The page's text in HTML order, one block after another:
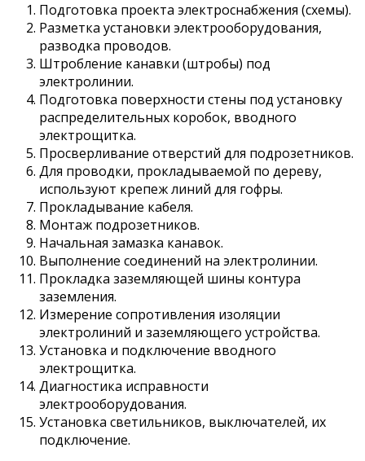
Подготовка проекта электроснабжения (схемы).
Разметка установки электрооборудования,
разводка проводов.
Штробление канавки (штробы) под
электролинии.
Подготовка поверхности стены под установку
распределительных коробок, вводного
электрощитка.
Просверливание отверстий для подрозетников.
Для проводки, прокладываемой по дереву,
используют крепеж линий для гофры.
Прокладывание кабеля.
Монтаж подрозетников.
Начальная замазка канавок.
Выполнение соединений на электролинии.
Прокладка заземляющей шины контура
заземления.
Измерение сопротивления изоляции
электролиний и заземляющего устройства.
Установка и подключение вводного
электрощитка.
Диагностика исправности
электрооборудования.
Установка светильников, выключателей, их
подключение.